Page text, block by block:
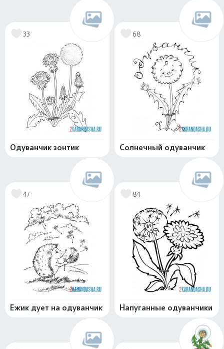
33
Одуванчик зонтик
68
Солнечный одуванчик
47
Ежик дует на одуванчик
84
Напуганные одуванчики